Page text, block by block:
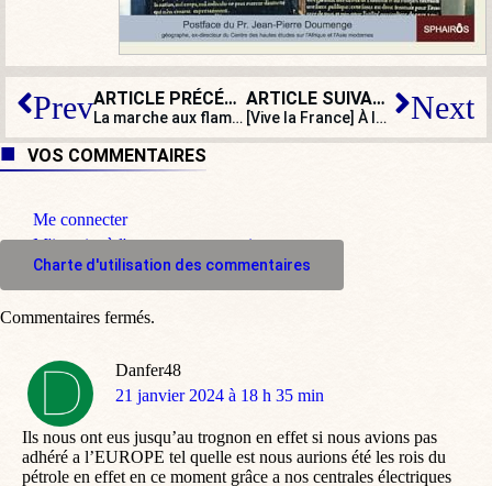
Prev ARTICLE PRÉCÉDENT
La marche aux flambeaux en hommage au roi Louis XVI interdite
ARTICLE SUIVANT
[Vive la France] À la découverte de la dentelle de Caudry Next
VOS COMMENTAIRES
Me connecter
M'inscrire à l'espace commentaire
Charte d'utilisation des commentaires
Danfer48
dit
21 janvier 2024 à 18 h 35 min
Ils nous ont eus jusqu’au trognon en effet si nous avions pas
adhéré a l’EUROPE tel quelle est nous aurions été les rois du
pétrole en effet en ce moment grâce a nos centrales électriques
Commentaires fermés.